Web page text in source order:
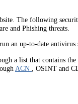
The following
and Phishing threats.
an up-to-date antivirus
a list that contains
ACN
, OSINT and